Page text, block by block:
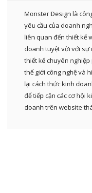
Monster Design là
yêu cầu của doanh
liên quan đến thiết kế
doanh tuyệt vời với sự
thiết kế chuyên
thế giới công nghệ và
lại cách thức kinh
để tiếp cận các cơ hội
doanh trên website